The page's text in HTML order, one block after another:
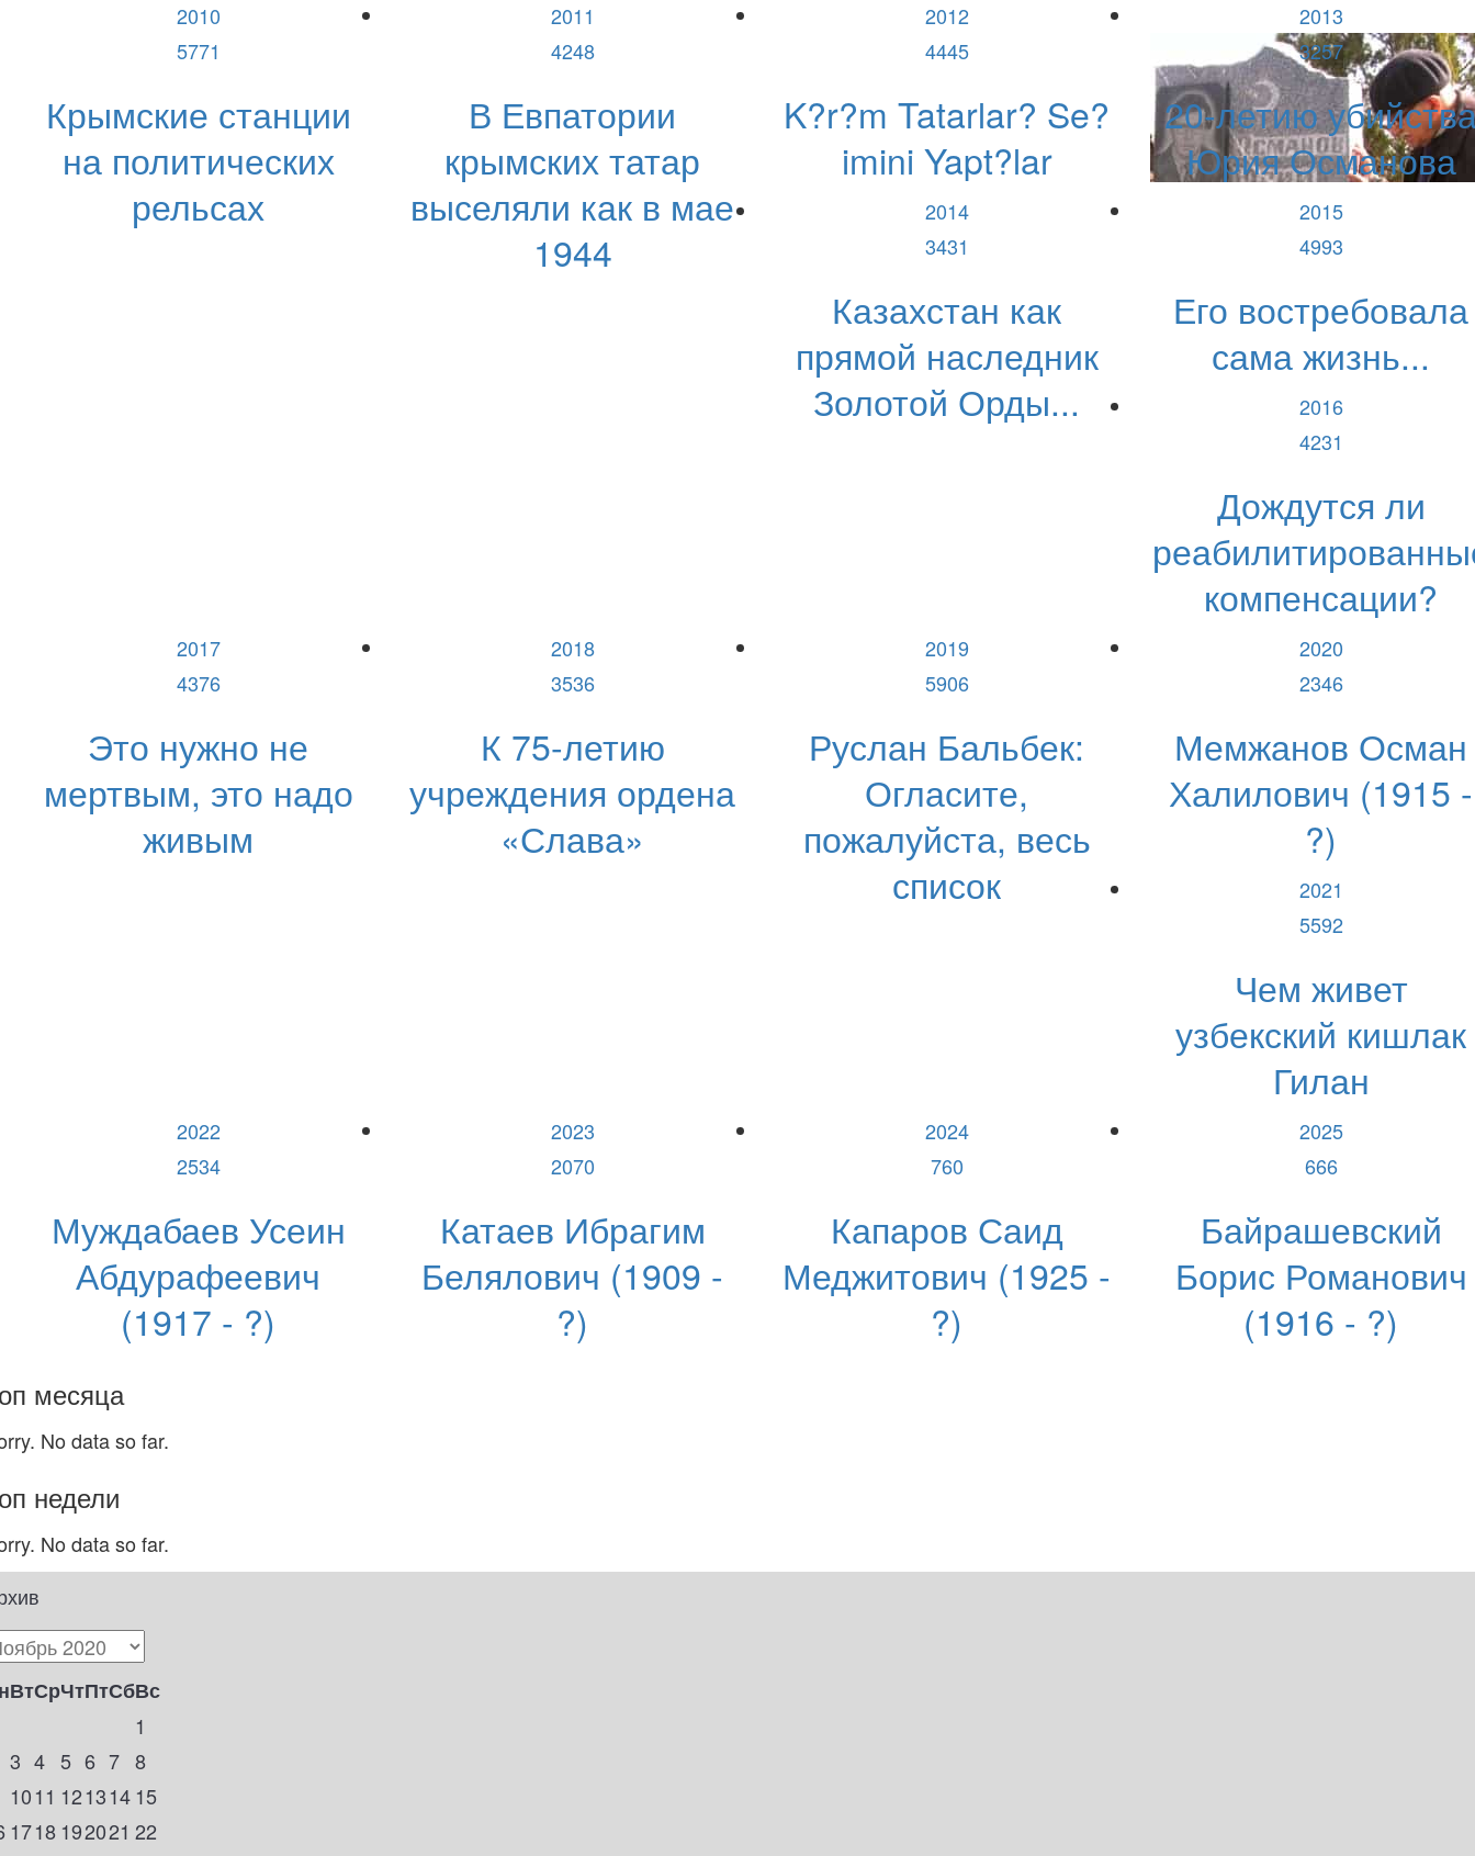
2010
5771
Крымские станции
на политических
рельсах
2011
4248
В Евпатории
крымских татар
выселяли как в мае
1944
2012
4445
K?r?m Tatarlar? Se?
imini Yapt?lar
2013
3257
20-летию
Юрия Османова
2014
3431
Казахстан как
прямой наследник
Золотой Орды...
2015
4993
Его востребовала
сама жизнь...
2016
4231
Дождутся ли
компенсации?
2017
4376
Это нужно не
мертвым, это надо
живым
2018
3536
К 75-летию
учреждения ордена
«Слава»
2019
5906
Руслан Бальбек:
Огласите,
пожалуйста, весь
список
2020
2346
Мемжанов Осман
Халилович (1915 -
?)
2021
5592
Чем живет
узбекский кишлак
Гилан
2022
2534
Муждабаев Усеин
Абдурафеевич
(1917 - ?)
2023
2070
Катаев Ибрагим
Белялович (1909 -
?)
2024
760
Капаров Саид
Меджитович (1925 -
?)
2025
666
Байрашевский
Борис Романович
(1916 - ?)
месяца
No data so far.
недели
No data so far.
ВтСрЧтПтСбВс
1
3 4 5 6 7 8
1011 121314 15
1718 192021 22